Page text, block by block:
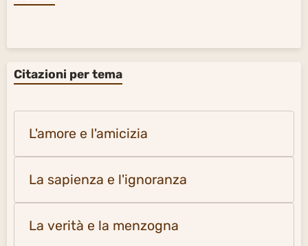
Citazioni per tema
L'amore e l'amicizia
La sapienza e l'ignoranza
La verità e la menzogna